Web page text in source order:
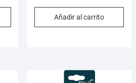
Añadir al carrito